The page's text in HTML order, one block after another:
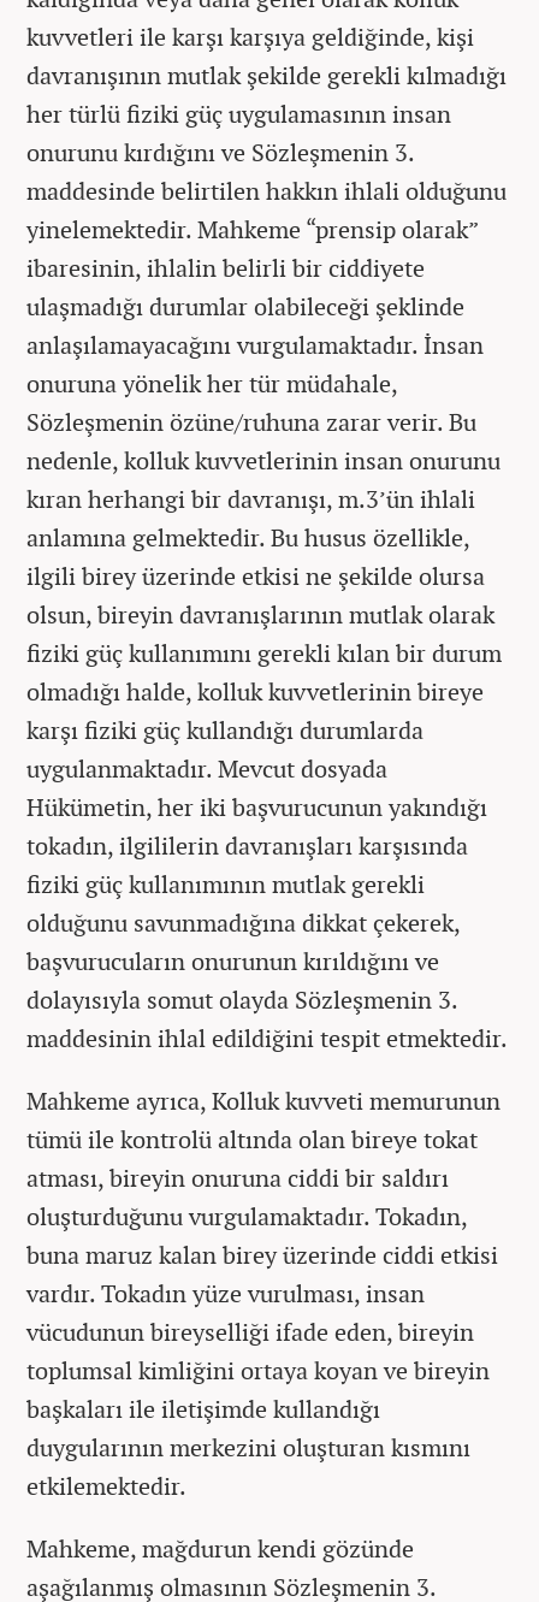
kuvvetleri ile karşı karşıya geldiğinde, kişi
davranışının mutlak şekilde gerekli kılmadığı
her türlü fiziki güç uygulamasının insan
onurunu kırdığını ve Sözleşmenin 3.
maddesinde belirtilen hakkın ihlali olduğunu
yinelemektedir. Mahkeme “prensip olarak”
ibaresinin, ihlalin belirli bir ciddiyete
ulaşmadığı durumlar olabileceği şeklinde
anlaşılamayacağını vurgulamaktadır. İnsan
onuruna yönelik her tür müdahale,
Sözleşmenin özüne/ruhuna zarar verir. Bu
nedenle, kolluk kuvvetlerinin insan onurunu
kıran herhangi bir davranışı, m.3’ün ihlali
anlamına gelmektedir. Bu husus özellikle,
ilgili birey üzerinde etkisi ne şekilde olursa
olsun, bireyin davranışlarının mutlak olarak
fiziki güç kullanımını gerekli kılan bir durum
olmadığı halde, kolluk kuvvetlerinin bireye
karşı fiziki güç kullandığı durumlarda
uygulanmaktadır. Mevcut dosyada
Hükümetin, her iki başvurucunun yakındığı
tokadın, ilgililerin davranışları karşısında
fiziki güç kullanımının mutlak gerekli
olduğunu savunmadığına dikkat çekerek,
başvurucuların onurunun kırıldığını ve
dolayısıyla somut olayda Sözleşmenin 3.
maddesinin ihlal edildiğini tespit etmektedir.
Mahkeme ayrıca, Kolluk kuvveti memurunun
tümü ile kontrolü altında olan bireye tokat
atması, bireyin onuruna ciddi bir saldırı
oluşturduğunu vurgulamaktadır. Tokadın,
buna maruz kalan birey üzerinde ciddi etkisi
vardır. Tokadın yüze vurulması, insan
vücudunun bireyselliği ifade eden, bireyin
toplumsal kimliğini ortaya koyan ve bireyin
başkaları ile iletişimde kullandığı
duygularının merkezini oluşturan kısmını
etkilemektedir.
Mahkeme, mağdurun kendi gözünde
aşağılanmış olmasının Sözleşmenin 3.